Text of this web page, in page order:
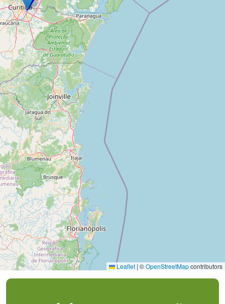
Leaflet | ©OpenStreetMapcontributors